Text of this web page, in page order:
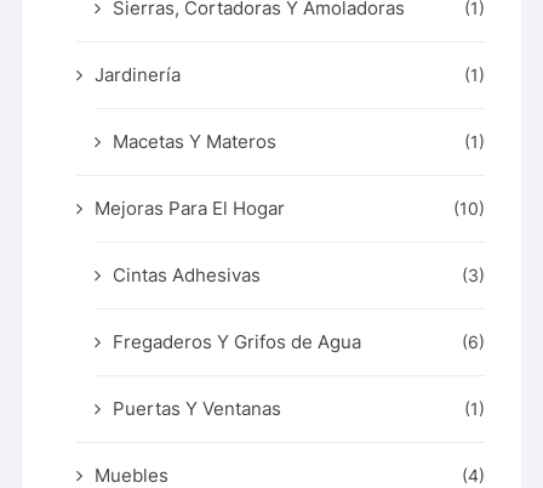
Sierras, Cortadoras Y Amoladoras (1)
Jardinería (1)
Macetas Y Materos (1)
Mejoras Para El Hogar (10)
Cintas Adhesivas (3)
Fregaderos Y Grifos de Agua (6)
Puertas Y Ventanas (1)
Muebles (4)